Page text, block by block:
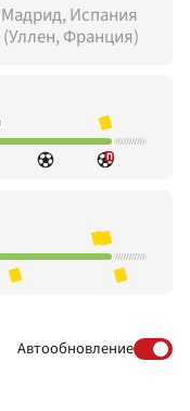
Мадрид, Испания
Франция)
Автообновление